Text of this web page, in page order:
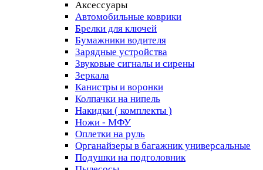
Аксессуары
Автомобильные коврики
Брелки для ключей
Бумажники водителя
Зарядные устройства
Звуковые сигналы и сирены
Зеркала
Канистры и воронки
Колпачки на нипель
Накидки ( комплекты )
Ножи - МФУ
Оплетки на руль
Органайзеры в багажник универсальные
Подушки на подголовник